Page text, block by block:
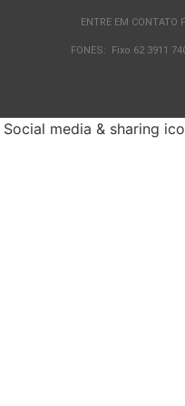
ENTRE EM CONTATO
FONES: Fixo 62 3911
Social media & sharing